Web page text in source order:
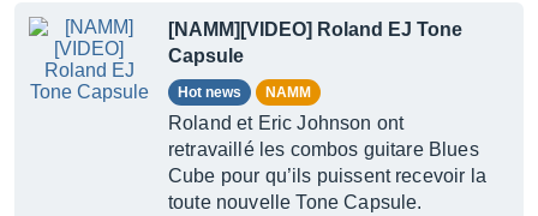
[NAMM][VIDEO] Roland EJ Tone
Capsule
Hot news NAMM
Roland et Eric Johnson ont
retravaillé les combos guitare Blues
Cube pour qu’ils puissent recevoir la
toute nouvelle Tone Capsule.